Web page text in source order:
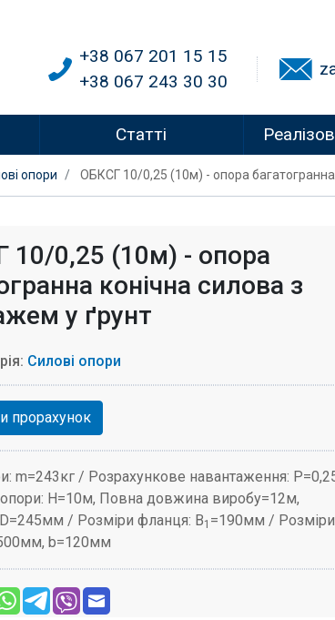
+38 067 201 15 15
+38 067 243 30 30
Статті
опори ОБКСГ 10/0,25 (10м) - опора
10/0,25 (10м) - опора
конічна силова з
у ґрунт
Силові опори
прорахунок
m=243кг / Розрахункове навантаження:
H=10м, Повна довжина виробу=12м,
/ Розміри фланця: B1 =190мм / Розміри
b=120мм